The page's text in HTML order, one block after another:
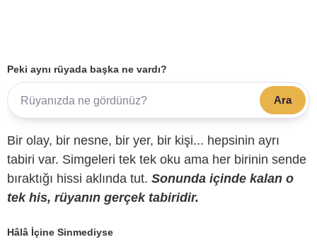
Peki aynı rüyada başka ne vardı?
Ara
Bir olay, bir nesne, bir yer, bir kişi... hepsinin ayrı
tabiri var. Simgeleri tek tek oku ama her birinin sende
bıraktığı hissi aklında tut. Sonunda içinde kalan o
tek his, rüyanın gerçek tabiridir.
Hâlâ İçine Sinmediyse